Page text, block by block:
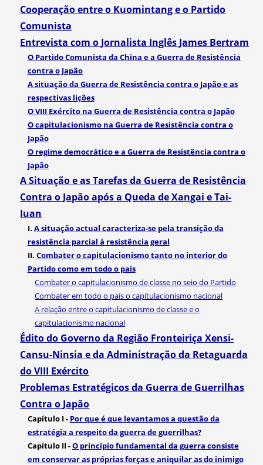
Cooperação entre o Kuomintang e o Partido
Comunista
Entrevista com o Jornalista Inglês James Bertram
O Partido Comunista da China e a Guerra de Resistência
contra o Japão
A situação da Guerra de Resistência contra o Japão e as
respectivas lições
O VIII Exército na Guerra de Resistência contra o Japão
O capitulacionismo na Guerra de Resistência contra o
Japão
O regime democrático e a Guerra de Resistência contra o
Japão
A Situação e as Tarefas da Guerra de Resistência
Contra o Japão após a Queda de Xangai e Tai-
Iuan
I. A situação actual caracteriza-se pela transição da
resistência parcial à resistência geral
II. Combater o capitulacionismo tanto no interior do
Partido como em todo o país
Combater o capitulacionismo de classe no seio do Partido
Combater em todo o país o capitulacionismo nacional
A relação entre o capitulacionismo de classe e o
capitulacionismo nacional
Édito do Governo da Região Fronteiriça Xensi-
Cansu-Ninsia e da Administração da Retaguarda
do VIII Exército
Problemas Estratégicos da Guerra de Guerrilhas
Contra o Japão
Capítulo I - Por que é que levantamos a questão da
estratégia a respeito da guerra de guerrilhas?
Capítulo II -O princípio fundamental da guerra consiste
em conservar as próprias forças e aniquilar as do inimigo